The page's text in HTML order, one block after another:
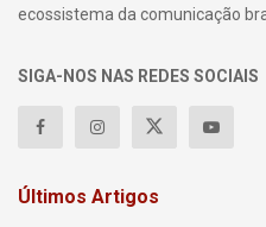
ecossistema da comunicação
SIGA-NOS NAS REDES SOCIAIS
Últimos Artigos